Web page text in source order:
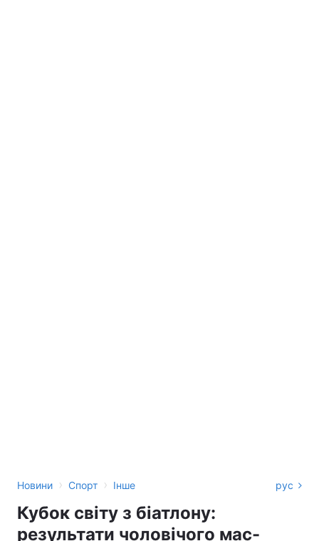
Новини › Спорт › Інше рус
Кубок світу з біатлону:
результати чоловічого мас-